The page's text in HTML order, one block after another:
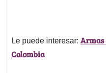
Le puede interesar: Armas
Colombia